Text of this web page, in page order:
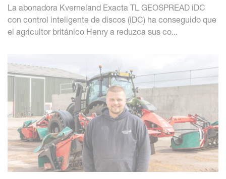
La abonadora Kverneland Exacta TL GEOSPREAD iDC
con control inteligente de discos (iDC) ha conseguido que
el agricultor británico Henry a reduzca sus co...